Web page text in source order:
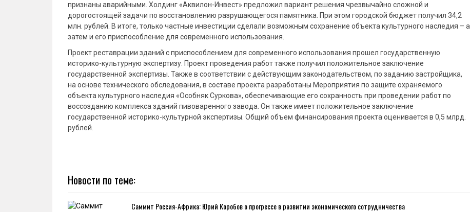
признаны аварийными. Холдинг «Аквилон-Инвест» предложил вариант решения чрезвычайно сложной и
дорогостоящей задачи по восстановлению разрушающегося памятника. При этом городской бюджет получил 34,2
млн. рублей. В итоге, только частные инвестиции сделали возможным сохранение объекта культурного наследия – а
затем и его приспособление для современного использования.
Проект реставрации зданий с приспособлением для современного использования прошел государственную
историко-культурную экспертизу. Проект проведения работ также получил положительное заключение
государственной экспертизы. Также в соответствии с действующим законодательством, по заданию застройщика,
на основе технического обследования, в составе проекта разработаны Мероприятия по защите охраняемого
объекта культурного наследия «Особняк Суркова», обеспечивающие его сохранность при проведении работ по
воссозданию комплекса зданий пивоваренного завода. Он также имеет положительное заключение
государственной историко-культурной экспертизы. Общий объем финансирования проекта оценивается в 0,5 млрд.
рублей.
Новости по теме:
Саммит Россия-Африка: Юрий Коробов о прогрессе в развитии экономического сотрудничества